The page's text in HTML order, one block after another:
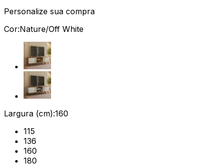
Personalize sua compra
Cor:Nature/Off White
Largura (cm):160
115
136
160
180